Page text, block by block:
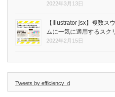
2022年3月13日
【Illustrator jsx】複数ス
ムに一気に適用するスク
2022年2月15日
Tweets by efficiency_d